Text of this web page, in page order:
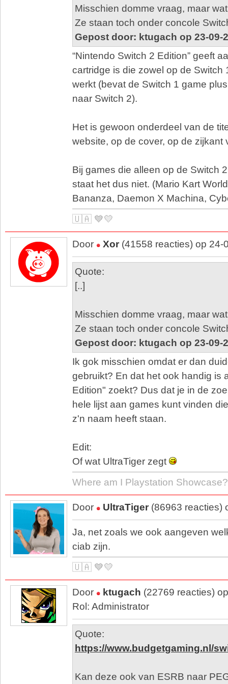
Misschien domme vraag, maar
Ze staan toch onder concole
Gepost door: ktugach op 23-09-
“Nintendo Switch 2 Edition” geeft
cartridge is die zowel op de Switch
werkt (bevat de Switch 1 game
naar Switch 2).
Het is gewoon onderdeel van de
website, op de cover, op de zijkant
Bij games die alleen op de Switch
staat het dus niet. (Mario Kart
Bananza, Daemon X Machina,
🇺🇦 💙💛
Door Xor (41558 reacties) op 24-
Quote:
[..]
Misschien domme vraag, maar
Ze staan toch onder concole
Gepost door: ktugach op 23-09-
Ik gok misschien omdat er dan
gebruikt? En dat het ook handig is
Edition" zoekt? Dus dat je in de
hele lijst aan games kunt vinden
z'n naam heeft staan.
Edit:
Of wat UltraTiger zegt
Where am I Playstation
Door UltraTiger (86963 reacties)
Ja, net zoals we ook aangeven
ciab zijn.
🇺🇦 💙💛
Door ktugach (22769 reacties)
Rol: Administrator
Quote:
https://www.budgetgaming.nl/
Kan deze ook van ESRB naar